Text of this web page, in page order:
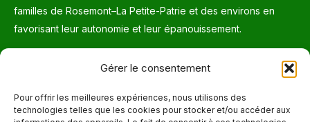
Gérer le consentement
Pour offrir les meilleures expériences, nous utilisons des
technologies telles que les cookies pour stocker et/ou accéder aux
familles de Rosemont–La Petite-Patrie et des environs en
favorisant leur autonomie et leur épanouissement.
Courriel